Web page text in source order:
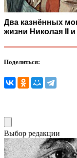
Два казнённых
жизни Николая II
Поделиться:
Выбор редакции